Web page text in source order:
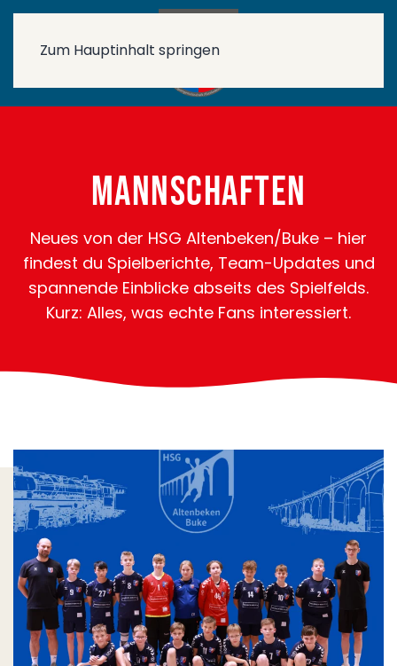
Zum Hauptinhalt springen
Mannschaften
Neues von der HSG Altenbeken/Buke – hier
findest du Spielberichte, Team-Updates und
spannende Einblicke abseits des Spielfelds.
Kurz: Alles, was echte Fans interessiert.